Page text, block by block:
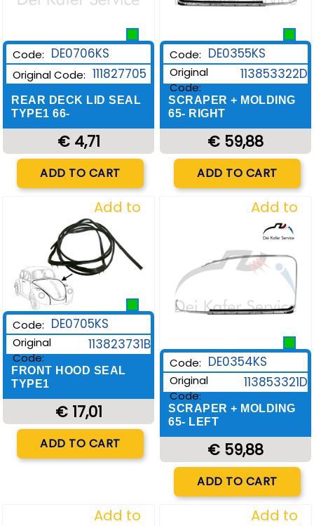
Code: DE0706KS
Original Code: 111827705
REAR DECK LID SEAL
TYPE1 66-
€ 4,71
Quantity
ADD TO CART
Code: DE0355KS
Original
Code:
113853322D
SCRAPER + MOLDING
65- RIGHT
€ 59,88
Quantity
ADD TO CART
Add to
Wishlist
Code: DE0705KS
Original
Code:
113823731B
FRONT HOOD SEAL
TYPE1
€ 17,01
Quantity
ADD TO CART
Add to
Wishlist
Code: DE0354KS
Original
Code:
113853321D
SCRAPER + MOLDING
65- LEFT
€ 59,88
ADD TO CART
Add to
Add to